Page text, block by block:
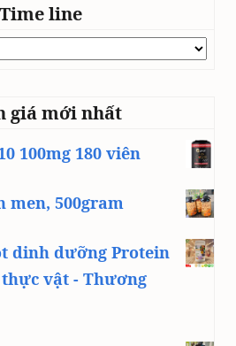
Time line
giá mới nhất
100mg 180 viên
men, 500gram
dinh dưỡng Protein
vật - Thương